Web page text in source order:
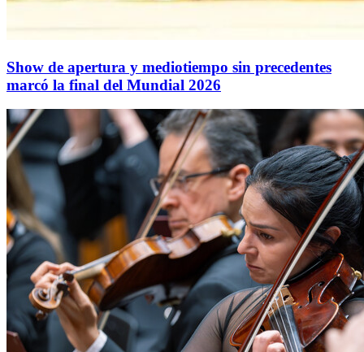
Show de apertura y mediotiempo sin precedentes
marcó la final del Mundial 2026